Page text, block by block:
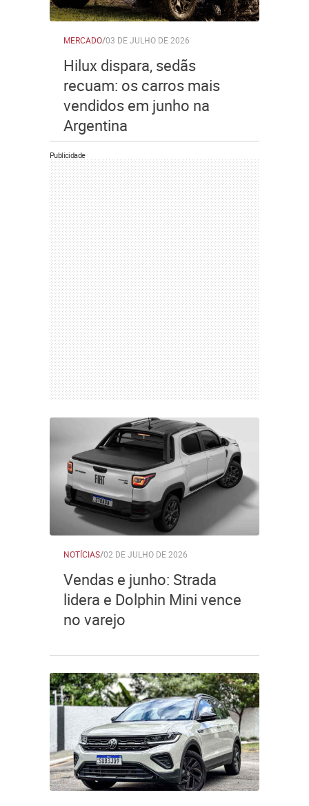
MERCADO/03 DE JULHO DE 2026
Hilux dispara, sedãs
recuam: os carros mais
vendidos em junho na
Argentina
Publicidade
NOTÍCIAS/02 DE JULHO DE 2026
Vendas e junho: Strada
lidera e Dolphin Mini vence
no varejo